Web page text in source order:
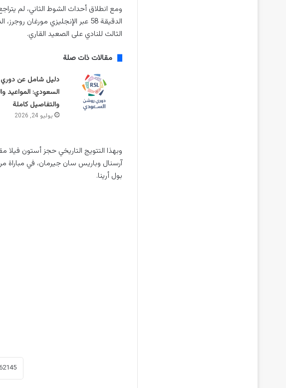
ومع انطلاق أحداث الشوط الثاني، لم
الدقيقة 58 عبر الإنجليزي
الثالث للنادي على الصعيد القاري.
مقالات ذات صلة
دليل شامل عن
السعودي: المواعيد
والتفاصيل كاملة
يوليو 24, 2026
وبهذا التتويج التاريخي حجز أستون
آرسنال وباريس سان جيرمان، في
بول أرينا.